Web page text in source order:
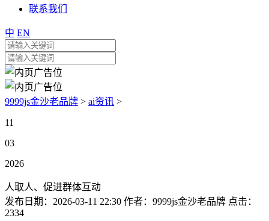
联系我们
中 EN
9999js金沙老品牌 > ai资讯 >
11
03
2026
人取人、促进群体互动
发布日期： 2026-03-11 22:30 作者： 9999js金沙老品牌 点击：
2334